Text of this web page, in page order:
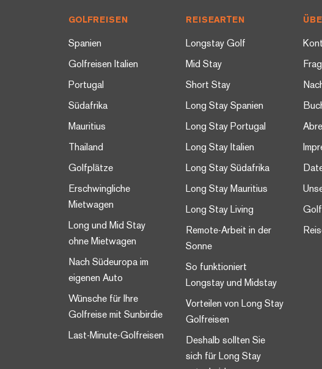
GOLFREISEN
Spanien
Golfreisen Italien
Portugal
Südafrika
Mauritius
Thailand
Golfplätze
Erschwingliche
Mietwagen
Long und Mid Stay
ohne Mietwagen
Nach Südeuropa im
eigenen Auto
Wünsche für Ihre
Golfreise mit Sunbirdie
Last-Minute-Golfreisen
REISEARTEN
Longstay Golf
Mid Stay
Short Stay
Long Stay Spanien
Long Stay Portugal
Long Stay Italien
Long Stay Südafrika
Long Stay Mauritius
Long Stay Living
Remote-Arbeit in der
Sonne
So funktioniert
Longstay und Midstay
Vorteilen von Long Stay
Golfreisen
Deshalb sollten Sie
sich für Long Stay